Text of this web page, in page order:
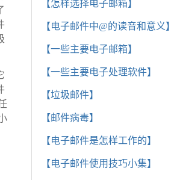
【怎样选择电子邮箱】
【电子邮件中@的读音和意义】
【一些主要电子邮箱】
【一些主要电子处理软件】
【垃圾邮件】
【邮件病毒】
【电子邮件是怎样工作的】
【电子邮件使用技巧小集】